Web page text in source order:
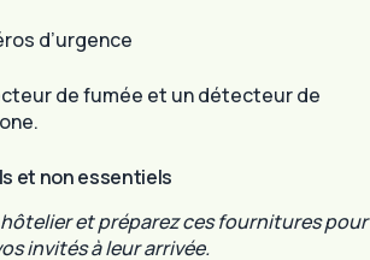
d’urgence
de fumée et un détecteur de
et non essentiels
et préparez ces fournitures pour
invités à leur arrivée.